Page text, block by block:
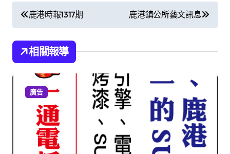
文
章
導
覽
鹿港時報1317期 鹿港鎮公所藝文訊息
相關報導
廣告